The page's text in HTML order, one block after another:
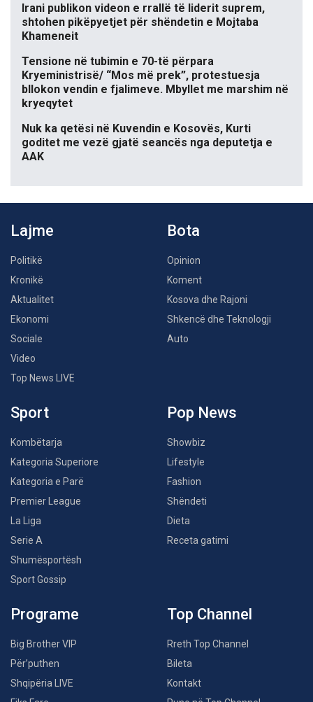
Irani publikon videon e rrallë të liderit suprem,
shtohen pikëpyetjet për shëndetin e Mojtaba
Khameneit
Tensione në tubimin e 70-të përpara
Kryeministrisë/ “Mos më prek”, protestuesja
bllokon vendin e fjalimeve. Mbyllet me marshim në
kryeqytet
Nuk ka qetësi në Kuvendin e Kosovës, Kurti
goditet me vezë gjatë seancës nga deputetja e
AAK
Lajme
Politikë
Kronikë
Aktualitet
Ekonomi
Sociale
Video
Top News LIVE
Bota
Opinion
Koment
Kosova dhe Rajoni
Shkencë dhe Teknologji
Auto
Sport
Kombëtarja
Kategoria Superiore
Kategoria e Parë
Premier League
La Liga
Serie A
Shumësportësh
Sport Gossip
Pop News
Showbiz
Lifestyle
Fashion
Shëndeti
Dieta
Receta gatimi
Programe
Big Brother VIP
Për’puthen
Shqipëria LIVE
Top Channel
Rreth Top Channel
Bileta
Kontakt